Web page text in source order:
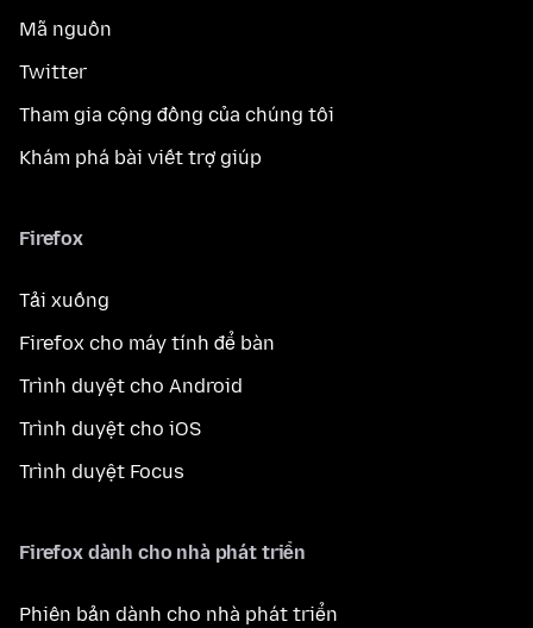
Mã nguồn
Twitter
Tham gia cộng đồng của chúng tôi
Khám phá bài viết trợ giúp
Firefox
Tải xuống
Firefox cho máy tính để bàn
Trình duyệt cho Android
Trình duyệt cho iOS
Trình duyệt Focus
Firefox dành cho nhà phát triển
Phiên bản dành cho nhà phát triển